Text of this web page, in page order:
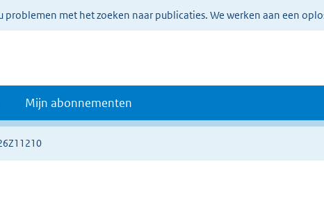
problemen met het zoeken naar publicaties. We werken aan een
Mijn abonnementen